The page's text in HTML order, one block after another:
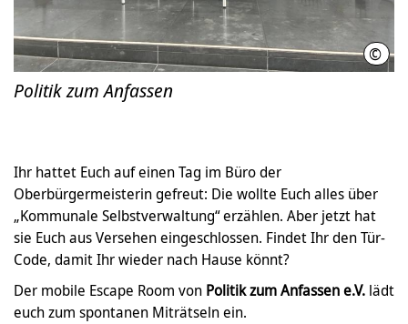
©
Politik zum Anfassen
Ihr hattet Euch auf einen Tag im Büro der
Oberbürgermeisterin gefreut: Die wollte Euch alles über
„Kommunale Selbstverwaltung“ erzählen. Aber jetzt hat
sie Euch aus Versehen eingeschlossen. Findet Ihr den Tür-
Code, damit Ihr wieder nach Hause könnt?
Der mobile Escape Room von Politik zum Anfassen e.V. lädt
euch zum spontanen Miträtseln ein.